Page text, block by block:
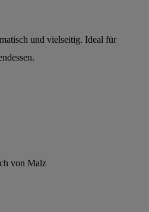
und vielseitig. Ideal für
von Malz